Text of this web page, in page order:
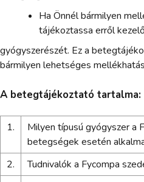
Ha Önnél bármilyen
tájékoztassa erről
gyógyszerészét. Ez a
bármilyen lehetséges
A betegtájékoztató tartalma:
1.
Milyen típusú gyógyszer a
betegségek esetén
2.
Tudnivalók a Fycompa